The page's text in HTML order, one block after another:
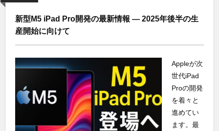
新型M5 iPad Pro開発の最新情報 ― 2025年後半の生
産開始に向けて
Appleが次
世代iPad
Proの開発
を着々と
進めてい
ます。最